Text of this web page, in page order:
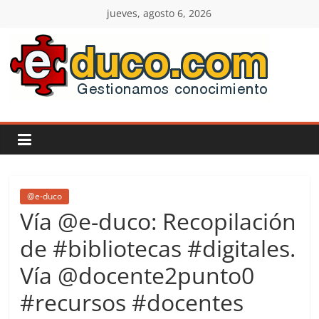
contenido
jueves, agosto 6, 2026
E-
duco:
Gestión
del
Conocimiento
Learn
more.
Do
@e-duco
Vía @e-duco: Recopilación
de #bibliotecas #digitales.
Vía @docente2punto0
#recursos #docentes